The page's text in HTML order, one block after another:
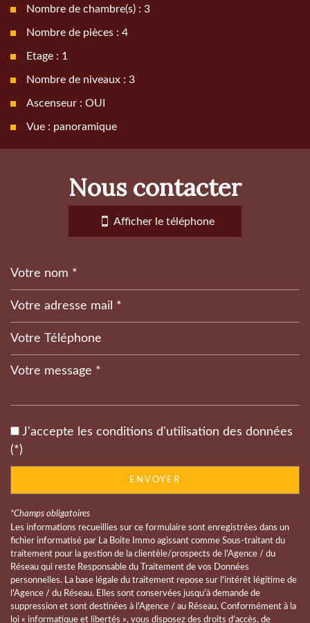
Nombre de chambre(s) : 3
Nombre de pièces : 4
Etage : 1
Nombre de niveaux : 3
Ascenseur : OUI
Vue : panoramique
la ville de gap (05000)
Bar
Collège
Enseignement supérieur
Lycée
Gare ferroviaire
Presse et Tabac
nous contacter
Afficher le téléphone
J'accepte les conditions d'utilisation des données
(*)
ENVOYER
*Champs obligatoires
Les informations recueillies sur ce formulaire sont enregistrées dans un
fichier informatisé par La Boite Immo agissant comme Sous-traitant du
traitement pour la gestion de la clientèle/prospects de l'Agence / du
Réseau qui reste Responsable du Traitement de vos Données
personnelles. La base légale du traitement repose sur l'intérêt légitime de
l'Agence / du Réseau. Elles sont conservées jusqu'à demande de
suppression et sont destinées à l'Agence / au Réseau. Conformément à la
loi « informatique et libertés », vous disposez des droits d’accès, de